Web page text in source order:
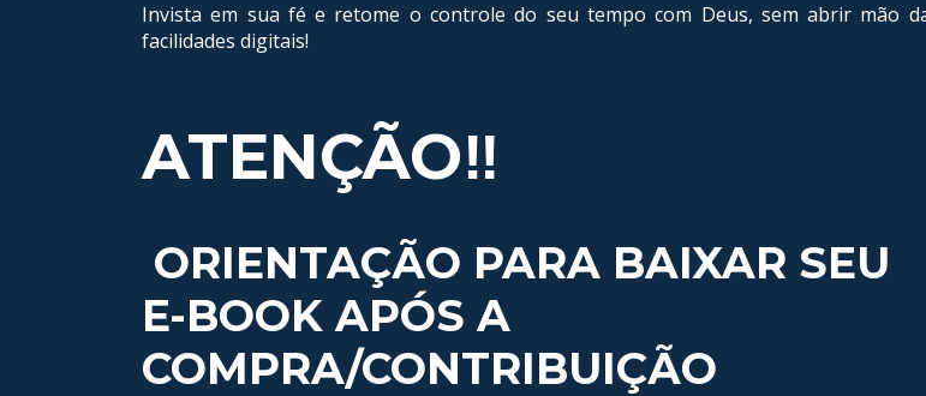
Invista em sua fé e retome o controle do seu tempo com Deus, sem abrir mão
facilidades digitais!
ATENÇÃO‼️
ORIENTAÇÃO PARA BAIXAR SEU
E-BOOK APÓS A
COMPRA/CONTRIBUIÇÃO